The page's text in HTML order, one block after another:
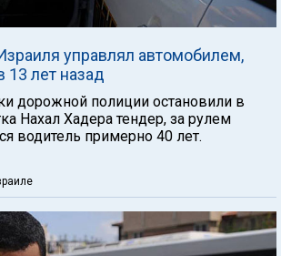
управлял автомобилем,
лет назад
дорожной полиции остановили в
Нахал Хадера тендер, за рулем
водитель примерно 40 лет.